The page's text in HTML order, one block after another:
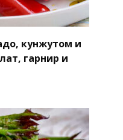
кунжутом и
гарнир и